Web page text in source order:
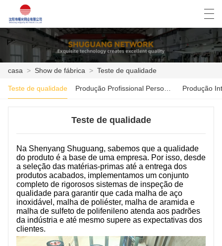
CASO
SHOW DE FÁBRICA
FALE CONOSCO
SOBRE NÓS
العربية Deutsch English Español
casa > Show de fábrica > Teste de qualidade
Teste de qualidade Produção
Teste de qualidade
Na Shenyang Shuguang, sabemos que a qualidade
do produto é a base de uma empresa. Por isso, desde
a seleção das matérias-primas até a entrega dos
produtos acabados, implementamos um conjunto
completo de rigorosos sistemas de inspeção de
qualidade para garantir que cada malha de aço
inoxidável, malha de poliéster, malha de aramida e
malha de sulfeto de polifenileno atenda aos padrões
da indústria e até mesmo supere as expectativas dos
clientes.